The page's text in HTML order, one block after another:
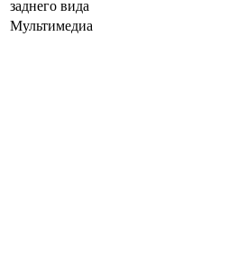
заднего вида
Мультимедиа